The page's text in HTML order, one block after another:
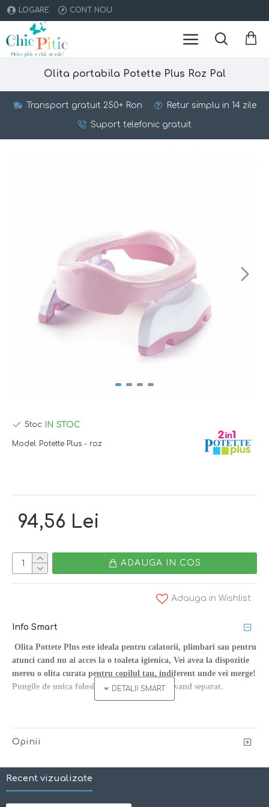
LOGARE CONT NOU
Olita portabila Potette Plus Roz Pal
Transport gratuit 250+ Ron Retur simplu in 14 zile
Suport telefonic gratuit
94,56 Lei
Stoc: IN STOC
Model: Potette Plus - roz
ADAUGA IN COS
Adauga in Wishlist
Info Smart
Olita Pottete Plus este ideala pentru calatorii, plimbari sau pentru
atunci cand nu ai acces la o toaleta igienica, Vei avea la dispozitie
mereu o olita curata pentru copilul tau, indiferent unde vei merge!
Pungile de unica folosinta biodegradabile se vand separat.
sentimentul de siguranta;
*picioarele se blocheaza cand sunt deschise;
Opinii
Recent vizualizate